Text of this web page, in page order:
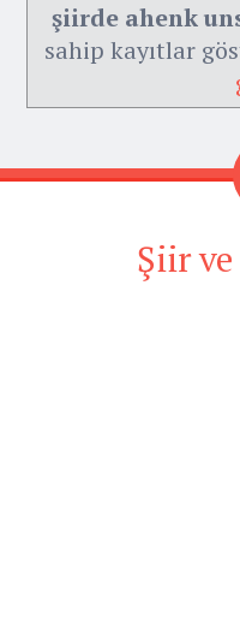
şiirde ahenk
sahip kayıtlar
Şiir